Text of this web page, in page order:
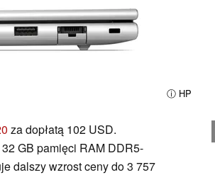
ⓘ HP
za dopłatą 102 USD.
GB pamięci RAM DDR5-
dalszy wzrost ceny do 3 757